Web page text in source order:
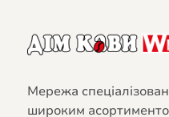
Мережа
широким